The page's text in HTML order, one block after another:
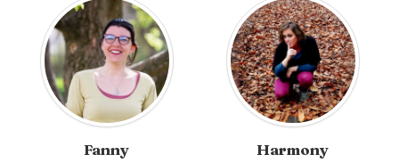
Fanny
Harmony